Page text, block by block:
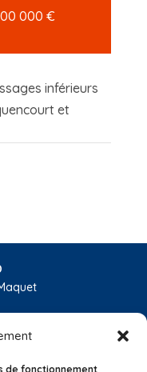
de fonctionnement
000 €
inférieurs
et